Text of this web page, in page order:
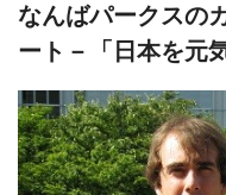
なんばパークスの
ート－「日本を元